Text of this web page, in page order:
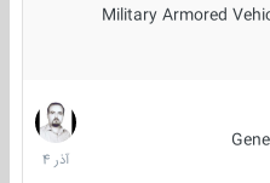
Military Armored
7
آذر
1404